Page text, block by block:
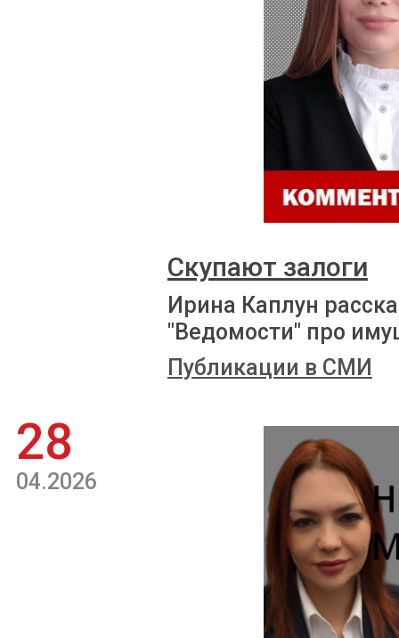
Скупают залоги
Ирина Каплун
"Ведомости" про
Публикации в СМИ
28
04.2026